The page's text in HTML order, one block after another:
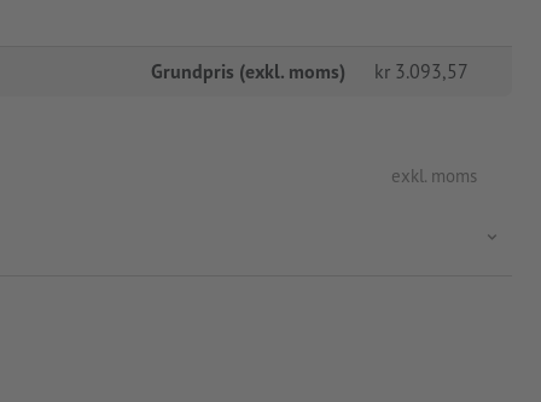
Grundpris (exkl. moms) kr 3.093,57
exkl. moms